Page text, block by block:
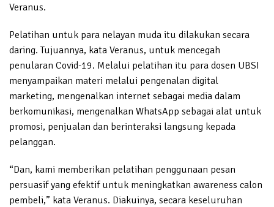
Veranus.
Pelatihan untuk para nelayan muda itu dilakukan secara
daring. Tujuannya, kata Veranus, untuk mencegah
penularan Covid-19. Melalui pelatihan itu para dosen UBSI
menyampaikan materi melalui pengenalan digital
marketing, mengenalkan internet sebagai media dalam
berkomunikasi, mengenalkan WhatsApp sebagai alat untuk
promosi, penjualan dan berinteraksi langsung kepada
pelanggan.
“Dan, kami memberikan pelatihan penggunaan pesan
persuasif yang efektif untuk meningkatkan awareness calon
pembeli,” kata Veranus. Diakuinya, secara keseluruhan